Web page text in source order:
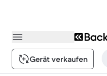
Gerät verkaufen